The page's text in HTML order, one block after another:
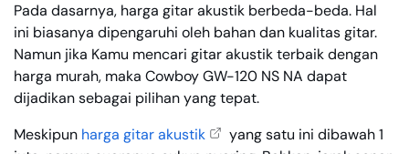
Pada dasarnya, harga gitar akustik berbeda-beda. Hal
ini biasanya dipengaruhi oleh bahan dan kualitas gitar.
Namun jika Kamu mencari gitar akustik terbaik dengan
harga murah, maka Cowboy GW-120 NS NA dapat
dijadikan sebagai pilihan yang tepat.
Meskipun harga gitar akustik
yang satu ini dibawah 1